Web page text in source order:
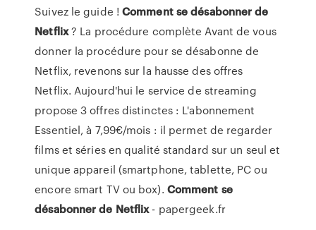
Suivez le guide !Comment se désabonner de
Netflix? La procédure complète Avant de vous
donner la procédure pour se désabonne de
Netflix, revenons sur la hausse des offres
Netflix. Aujourd'hui le service de streaming
propose 3 offres distinctes : L'abonnement
Essentiel, à 7,99€/mois : il permet de regarder
films et séries en qualité standard sur un seul et
unique appareil (smartphone, tablette, PC ou
encore smart TV ou box). Comment se
désabonner de Netflix- papergeek.fr